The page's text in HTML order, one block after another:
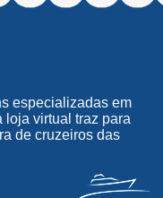
especializadas em
loja virtual traz para
de cruzeiros das